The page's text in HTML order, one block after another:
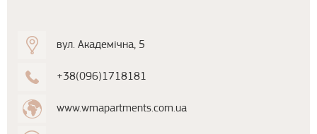
вул. Академічна, 5
+38(096)1718181
www.wmapartments.com.ua